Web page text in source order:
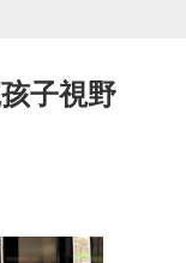
子視野